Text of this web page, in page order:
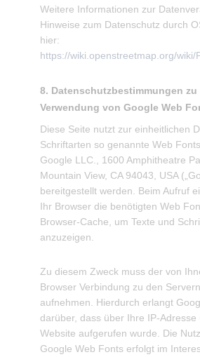
Weitere Informationen zur
Hinweise zum Datenschutz durch
hier:
https://wiki.openstreetmap.org/wiki/
8. Datenschutzbestimmungen zu
Verwendung von Google Web
Diese Seite nutzt zur einheitlichen
Schriftarten so genannte Web
Google LLC., 1600 Amphitheatre
Mountain View, CA 94043, USA
bereitgestellt werden. Beim Aufruf
Ihr Browser die benötigten Web
Browser-Cache, um Texte und
anzuzeigen.
Zu diesem Zweck muss der von
Browser Verbindung zu den
aufnehmen. Hierdurch erlangt
darüber, dass über Ihre IP-Adresse
Website aufgerufen wurde. Die
Google Web Fonts erfolgt im